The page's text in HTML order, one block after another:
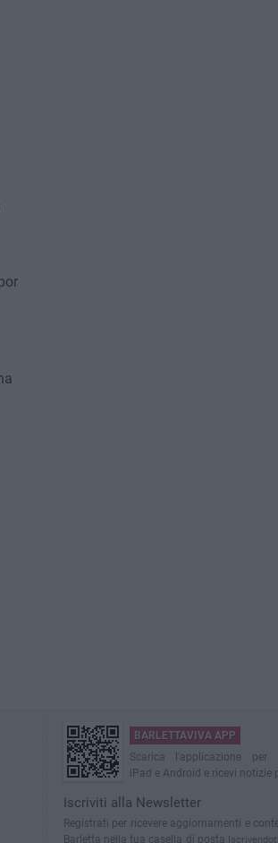
BARLETTAVIVA APP
Scarica l'applicazione per
iPad e Android e ricevi notizie
Iscriviti alla Newsletter
Registrati per ricevere aggiornamenti e
Barletta nella tua casella di posta